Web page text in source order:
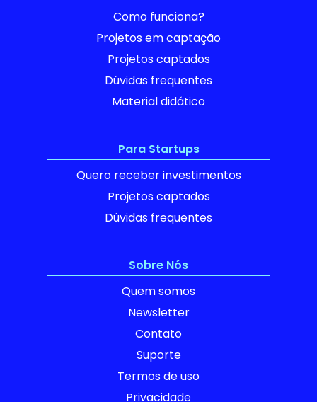
Como funciona?
Projetos em captação
Projetos captados
Dúvidas frequentes
Material didático
Para Startups
Quero receber investimentos
Projetos captados
Dúvidas frequentes
Sobre Nós
Quem somos
Newsletter
Contato
Suporte
Termos de uso
Privacidade